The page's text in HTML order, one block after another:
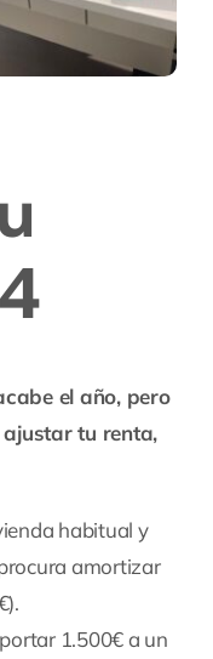
el año, pero
tu renta,
habitual y
amortizar
1.500€ a un